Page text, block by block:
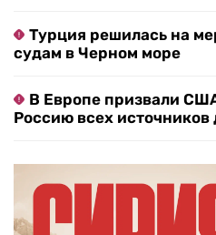
Турция решилась на
судам в Черном море
В Европе призвали
Россию всех источников